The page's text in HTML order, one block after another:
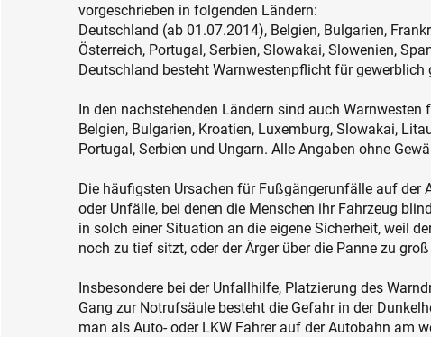
vorgeschrieben in folgenden Ländern:
Deutschland (ab 01.07.2014), Belgien, Bulgarien,
Österreich, Portugal, Serbien, Slowakai, Slowenien,
Deutschland besteht Warnwestenpflicht für gewerblich
In den nachstehenden Ländern sind auch
Belgien, Bulgarien, Kroatien, Luxemburg, Slowakai,
Portugal, Serbien und Ungarn. Alle Angaben ohne
Die häufigsten Ursachen für Fußgängerunfälle auf der
oder Unfälle, bei denen die Menschen ihr Fahrzeug
in solch einer Situation an die eigene Sicherheit, weil
noch zu tief sitzt, oder der Ärger über die Panne zu
Insbesondere bei der Unfallhilfe, Platzierung des
Gang zur Notrufsäule besteht die Gefahr in der
man als Auto- oder LKW Fahrer auf der Autobahn am